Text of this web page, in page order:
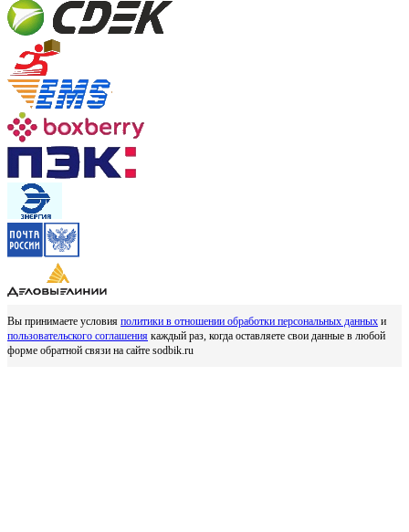
Вы принимаете условия политики в отношении обработки персональных данных и
пользовательского соглашения каждый раз, когда оставляете свои данные в любой
форме обратной связи на сайте sodbik.ru